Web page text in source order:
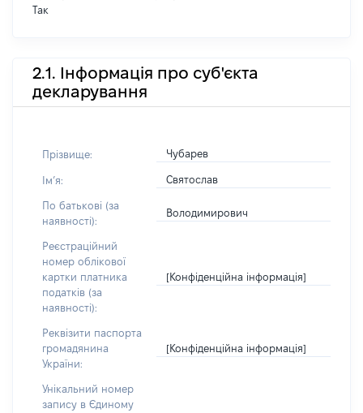
Так
2.1. Інформація про суб'єкта
декларування
Прізвище: Чубарев
Імʼя: Святослав
По батькові (за
наявності):
Володимирович
Реєстраційний
номер облікової
картки платника
податків (за
наявності):
[Конфіденційна інформація]
Реквізити паспорта
громадянина
України:
[Конфіденційна інформація]
Унікальний номер
запису в Єдиному